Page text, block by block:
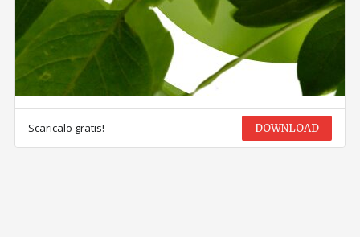
Scaricalo gratis! DOWNLOAD